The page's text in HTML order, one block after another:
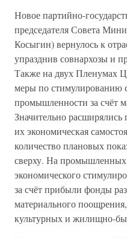
Новое партийно-
председателя Совета
Косыгин) вернулось к
упразднив совнархозы и
Также на двух Пленумах
меры по стимулированию
промышленности за счёт
Значительно расширялись
их экономическая
количество плановых
сверху. На промышленных
экономического
за счёт прибыли фонды
материального
культурных и жилищно-